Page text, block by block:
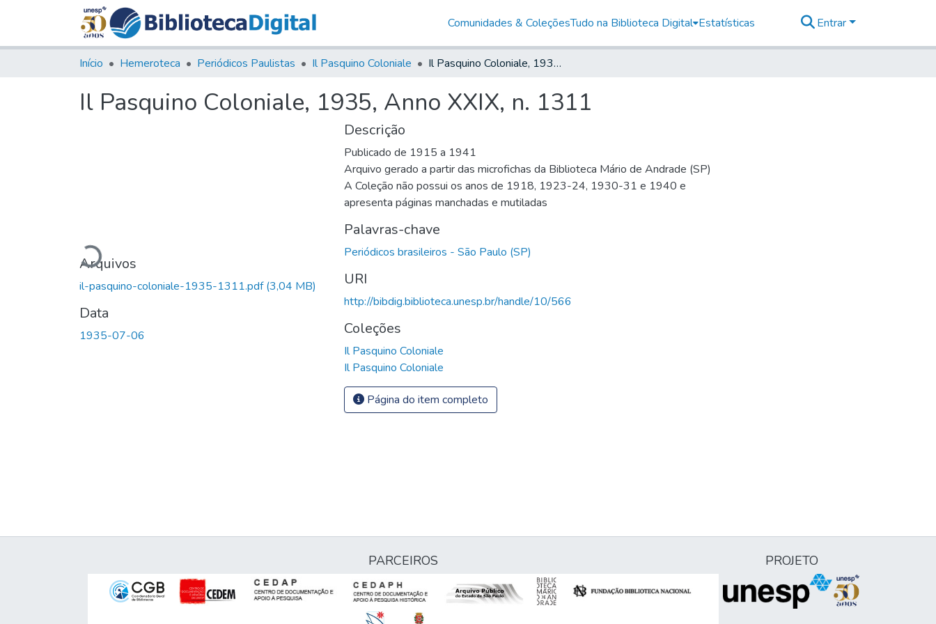
Comunidades & ColeçõesTudo na Biblioteca Digital Estatísticas Entrar
Início Hemeroteca Periódicos Paulistas Il Pasquino Coloniale Il Pasquino Coloniale, 1935, Anno XXIX, n. 1311
Il Pasquino Coloniale, 1935, Anno XXIX, n. 1311
Carregando...
Arquivos
il-pasquino-coloniale-1935-1311.pdf(3,04 MB)
Data
1935-07-06
Descrição
Publicado de 1915 a 1941
Arquivo gerado a partir das microfichas da Biblioteca Mário de Andrade (SP)
A Coleção não possui os anos de 1918, 1923-24, 1930-31 e 1940 e
apresenta páginas manchadas e mutiladas
Palavras-chave
Periódicos brasileiros - São Paulo (SP)
URI
http://bibdig.biblioteca.unesp.br/handle/10/566
Coleções
Il Pasquino Coloniale
Il Pasquino Coloniale
Página do item completo
PARCEIROS PROJETO